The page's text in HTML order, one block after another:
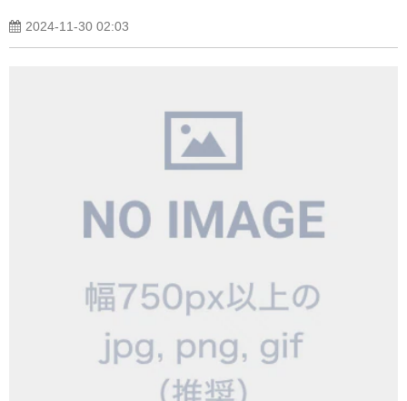
2024-11-30 02:03